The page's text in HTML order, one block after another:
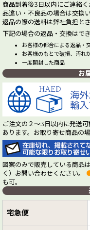
商品到着後3日以内にご連絡く
品違い・不良品の場合は交換い
返品の際の送料は弊社負担と
下記の場合の返品・交換はでき
お客様の都合による返品・
お客様のもとで破損、汚れ
一度開封した商品
お
ご注文の２～3日以内に発送
あります。お取り寄せ商品の
図案のみで販売している商品
く）お問い合わせください。
も可。
宅急便